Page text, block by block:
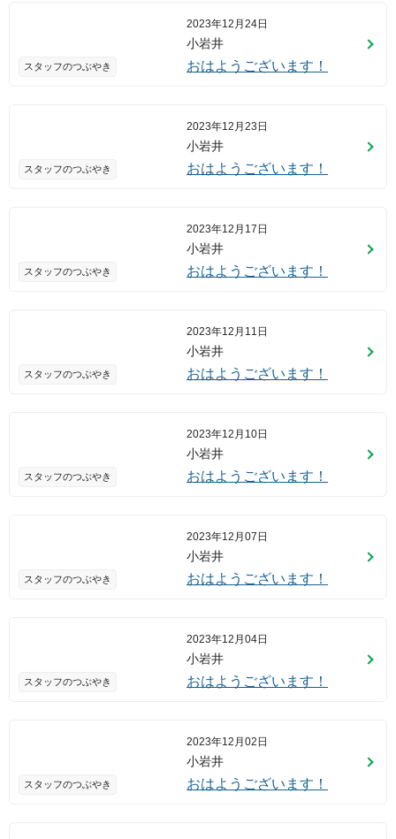
スタッフのつぶやき
2023年12月24日
小岩井
おはようございます！
スタッフのつぶやき
2023年12月23日
小岩井
おはようございます！
スタッフのつぶやき
2023年12月17日
小岩井
おはようございます！
スタッフのつぶやき
2023年12月11日
小岩井
おはようございます！
スタッフのつぶやき
2023年12月10日
小岩井
おはようございます！
スタッフのつぶやき
2023年12月07日
小岩井
おはようございます！
スタッフのつぶやき
2023年12月04日
小岩井
おはようございます！
スタッフのつぶやき
2023年12月02日
小岩井
おはようございます！